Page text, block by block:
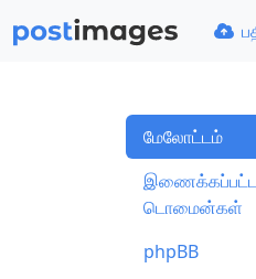
மேலோட்டம்
டொமைன்கள்
phpBB